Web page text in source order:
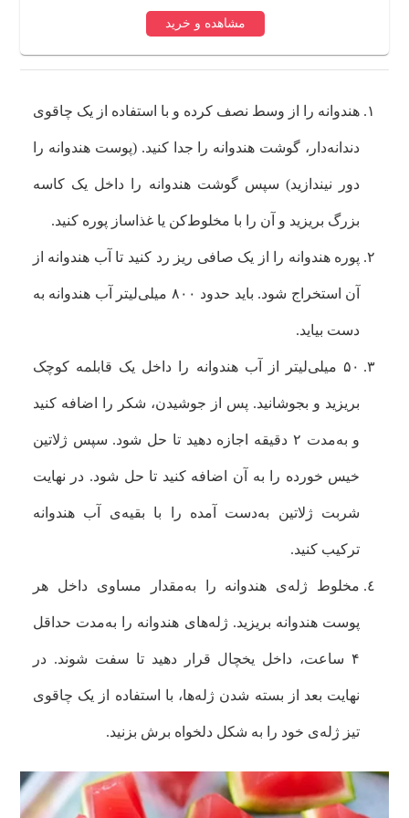
مشاهده و خرید
هندوانه را از وسط نصف کرده و با استفاده از یک چاقوی
دندانه‌دار، گوشت هندوانه را جدا کنید. (پوست هندوانه را
دور نیندازید) سپس گوشت هندوانه را داخل یک کاسه
بزرگ بریزید و آن را با مخلوط‌کن یا غذاساز پوره کنید.
پوره هندوانه را از یک صافی ریز رد کنید تا آب هندوانه از
آن استخراج شود. باید حدود ۸۰۰ میلی‌لیتر آب هندوانه به
دست بیاید.
۵۰ میلی‌لیتر از آب هندوانه را داخل یک قابلمه کوچک
بریزید و بجوشانید. پس از جوشیدن، شکر را اضافه کنید
و به‌مدت ۲ دقیقه اجازه دهید تا حل شود. سپس ژلاتین
خیس خورده را به آن اضافه کنید تا حل شود. در نهایت
شربت ژلاتین به‌دست آمده را با بقیه‌ی آب هندوانه
ترکیب کنید.
مخلوط ژله‌ی هندوانه را به‌مقدار مساوی داخل هر
پوست هندوانه بریزید. ژله‌های هندوانه را به‌مدت حداقل
۴ ساعت، داخل یخچال قرار دهید تا سفت شوند. در
نهایت بعد از بسته شدن ژله‌ها، با استفاده از یک چاقوی
تیز ژله‌ی خود را به شکل دلخواه برش بزنید.